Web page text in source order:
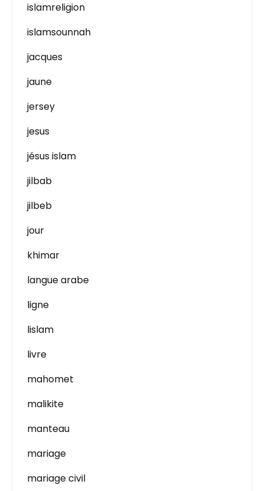
islamreligion
islamsounnah
jacques
jaune
jersey
jesus
jésus islam
jilbab
jilbeb
jour
khimar
langue arabe
ligne
lislam
livre
mahomet
malikite
manteau
mariage
mariage civil